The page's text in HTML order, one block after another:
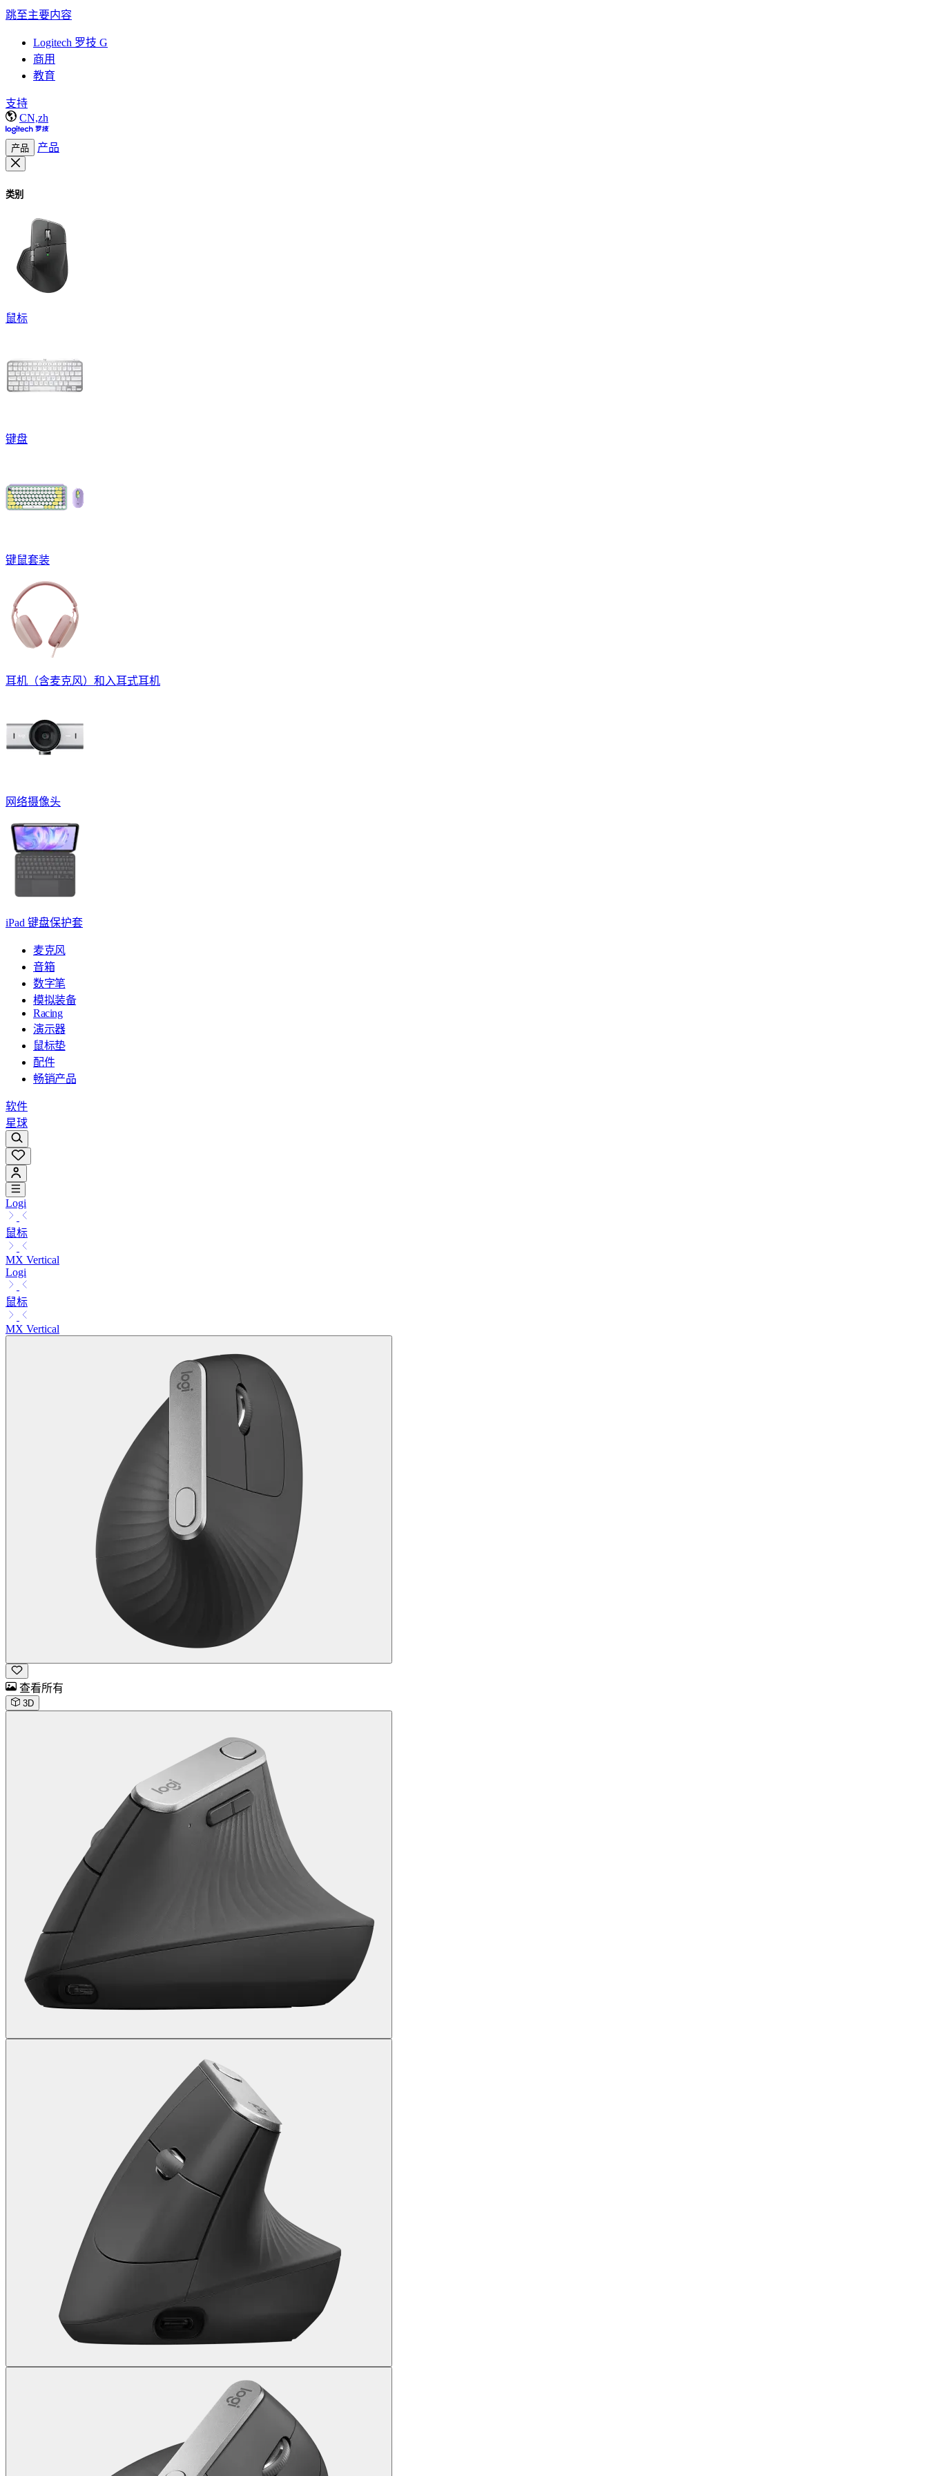
跳至主要内容
Logitech 罗技 G
商用
教育
支持
CN,zh
产品 产品
类别
鼠标
键盘
键鼠套装
耳机（含麦克风）和入耳式耳机
网络摄像头
iPad 键盘保护套
麦克风
音箱
数字笔
模拟装备
Racing
演示器
鼠标垫
配件
畅销产品
软件
星球
Logi
鼠标
MX Vertical
Logi
鼠标
MX Vertical
查看所有
3D